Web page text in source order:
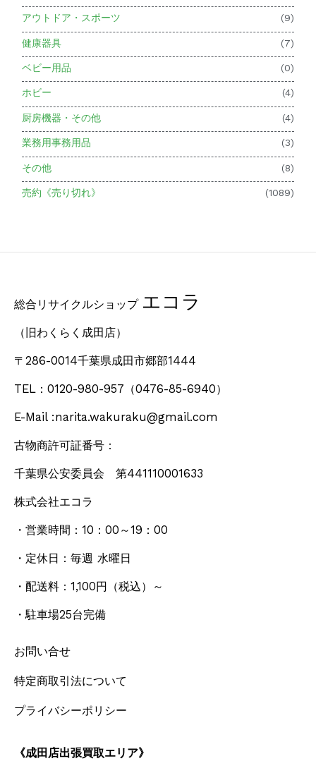
アウトドア・スポーツ (9)
健康器具 (7)
ベビー用品 (0)
ホビー (4)
厨房機器・その他 (4)
業務用事務用品 (3)
その他 (8)
売約《売り切れ》 (1089)
総合リサイクルショップ エコラ
（旧わくらく成田店）
〒286-0014千葉県成田市郷部1444
TEL：0120-980-957 （0476-85-6940）
E-Mail :narita.wakuraku@gmail.com
古物商許可証番号：
千葉県公安委員会 第441110001633
株式会社エコラ
・営業時間：10：00～19：00
・定休日：毎週 水曜日
・配送料：1,100円 （税込） ～
・駐車場25台完備
お問い合せ
特定商取引法について
プライバシーポリシー
《成田店出張買取エリア》